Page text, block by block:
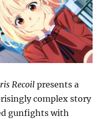
Recoil presents a
complex story
gunfights with